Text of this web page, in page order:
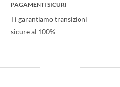
PAGAMENTI SICURI
Ti garantiamo transizioni
sicure al 100%